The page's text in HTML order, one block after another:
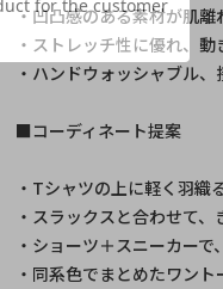
・凹凸感のある素材が肌
・ストレッチ性に優れ、
・ハンドウォッシャブル
■コーディネート提案
・Tシャツの上に軽く羽織
・スラックスと合わせて
・ショーツ＋スニーカー
・同系色でまとめたワン